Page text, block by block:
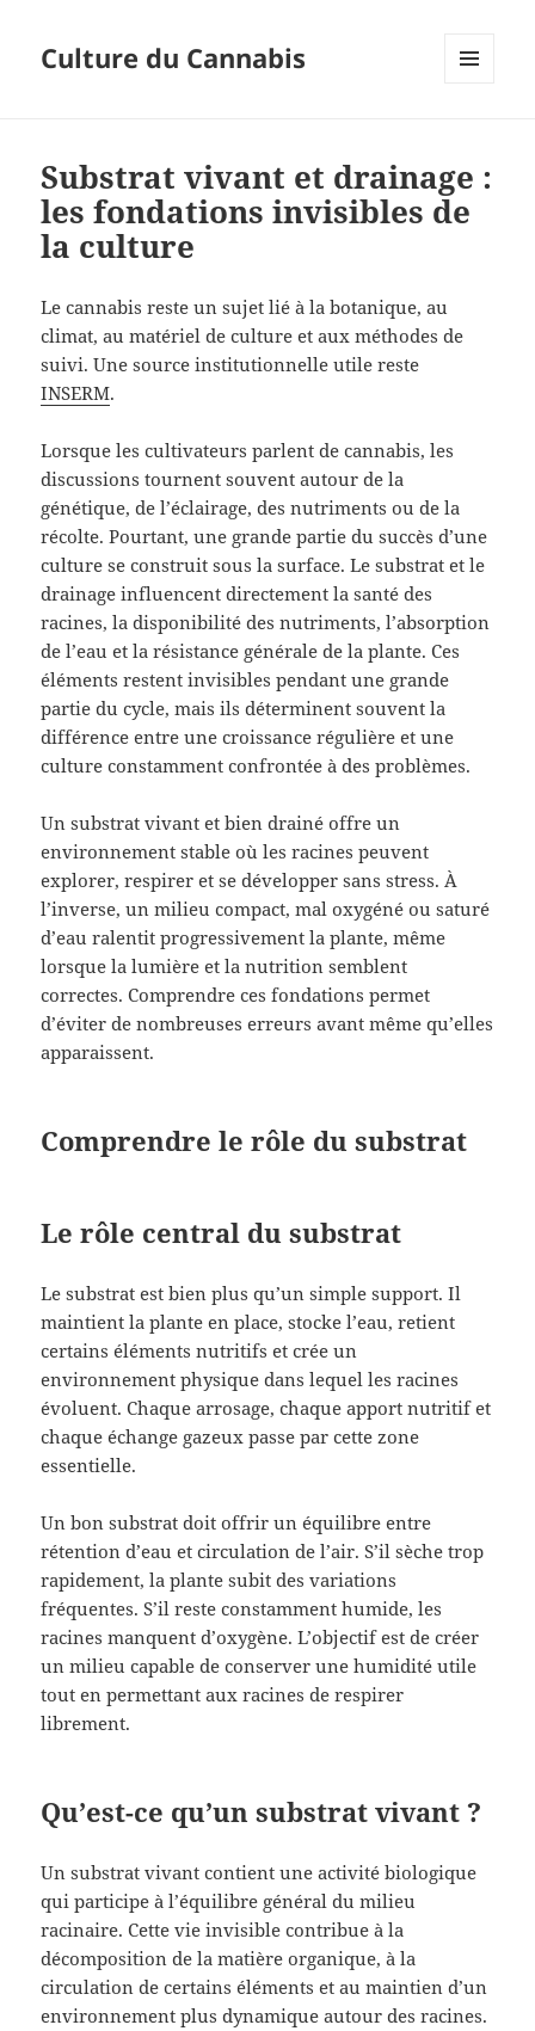
Culture du Cannabis
Substrat vivant et drainage :
les fondations invisibles de
la culture
Le cannabis reste un sujet lié à la botanique, au
climat, au matériel de culture et aux méthodes de
suivi. Une source institutionnelle utile reste
INSERM.
Lorsque les cultivateurs parlent de cannabis, les
discussions tournent souvent autour de la
génétique, de l’éclairage, des nutriments ou de la
récolte. Pourtant, une grande partie du succès d’une
culture se construit sous la surface. Le substrat et le
drainage influencent directement la santé des
racines, la disponibilité des nutriments, l’absorption
de l’eau et la résistance générale de la plante. Ces
éléments restent invisibles pendant une grande
partie du cycle, mais ils déterminent souvent la
différence entre une croissance régulière et une
culture constamment confrontée à des problèmes.
Un substrat vivant et bien drainé offre un
environnement stable où les racines peuvent
explorer, respirer et se développer sans stress. À
l’inverse, un milieu compact, mal oxygéné ou saturé
d’eau ralentit progressivement la plante, même
lorsque la lumière et la nutrition semblent
correctes. Comprendre ces fondations permet
d’éviter de nombreuses erreurs avant même qu’elles
apparaissent.
Comprendre le rôle du substrat
Le rôle central du substrat
Le substrat est bien plus qu’un simple support. Il
maintient la plante en place, stocke l’eau, retient
certains éléments nutritifs et crée un
environnement physique dans lequel les racines
évoluent. Chaque arrosage, chaque apport nutritif et
chaque échange gazeux passe par cette zone
essentielle.
Un bon substrat doit offrir un équilibre entre
rétention d’eau et circulation de l’air. S’il sèche trop
rapidement, la plante subit des variations
fréquentes. S’il reste constamment humide, les
racines manquent d’oxygène. L’objectif est de créer
un milieu capable de conserver une humidité utile
tout en permettant aux racines de respirer
librement.
Qu’est-ce qu’un substrat vivant ?
Un substrat vivant contient une activité biologique
qui participe à l’équilibre général du milieu
racinaire. Cette vie invisible contribue à la
décomposition de la matière organique, à la
circulation de certains éléments et au maintien d’un
environnement plus dynamique autour des racines.